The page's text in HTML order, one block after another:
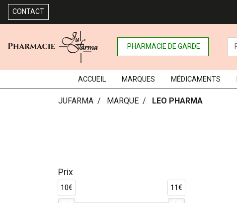
CONTACT
PHARMACIE DE GARDE
ACCUEIL MARQUES MÉDICAMENTS
JUFARMA MARQUE LEO PHARMA
Prix
10€ 11€